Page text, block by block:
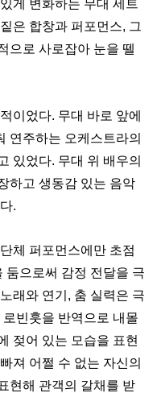
게 변화하는 무대 세트
은 합창과 퍼포먼스, 그
으로 사로잡아 눈을 뗄
이었다. 무대 바로 앞에
연주하는 오케스트라의
있었다. 무대 위 배우의
하고 생동감 있는 음악
.
체 퍼포먼스에만 초점
둠으로써 감정 전달을 극
래와 연기, 춤 실력은 극
빈훗을 반역으로 내몰
젖어 있는 모습을 표현
져 어쩔 수 없는 자신의
현해 관객의 갈채를 받